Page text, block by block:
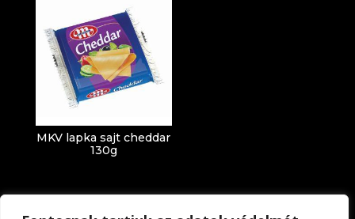
MKV lapka sajt cheddar
130g